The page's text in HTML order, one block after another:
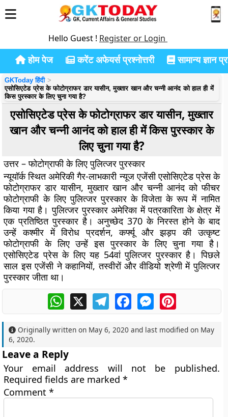
Hello Guest ! Register or Login
होम पेज करेंट अफेयर्स प्रश्नोत्तरी सामान्य ज्ञान
GKToday हिंदी
एसोसिएटेड प्रेस के फोटोग्राफर डार यासीन, मुख्तार खान और चन्नी आनंद को हाल ही में
किस पुरस्कार के लिए चुना गया है?
एसोसिएटेड प्रेस के फोटोग्राफर डार यासीन, मुख्तार
खान और चन्नी आनंद को हाल ही में किस पुरस्कार के
लिए चुना गया है?
उत्तर – फोटोग्राफी के लिए पुलित्जर पुरस्कार
न्यूयॉर्क स्थित अमेरिकी गैर-लाभकारी न्यूज एजेंसी एसोसिएटेड प्रेस के
फोटोग्राफर डार यासीन, मुख्तार खान और चन्नी आनंद को फीचर
फोटोग्राफी के लिए पुलित्जर पुरस्कार के विजेता के रूप में नामित
किया गया है। पुलित्जर पुरस्कार अमेरिका में पत्रकारिता के क्षेत्र में
एक प्रतिष्ठित पुरस्कार है। अनुच्छेद 370 के निरस्त होने के बाद
उन्हें कश्मीर में विरोध प्रदर्शन, कर्फ्यू और झड़प की उत्कृष्ट
फोटोग्राफी के लिए उन्हें इस पुरस्कार के लिए चुना गया है।
एसोसिएटेड प्रेस के लिए यह 54वां पुलित्जर पुरस्कार है। पिछले
साल इस एजेंसी ने कहानियों, तस्वीरों और वीडियो श्रेणी में पुलित्जर
पुरस्कार जीता था।
WhatsApp
X TelegramFacebookMessengerPinterest
Originally written on May 6, 2020 and last modified on May
6, 2020.
Leave a Reply
Your email address will not be published.
Required fields are marked*
Comment*